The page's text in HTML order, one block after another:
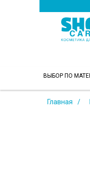
ВЫБОР ПО
Главная